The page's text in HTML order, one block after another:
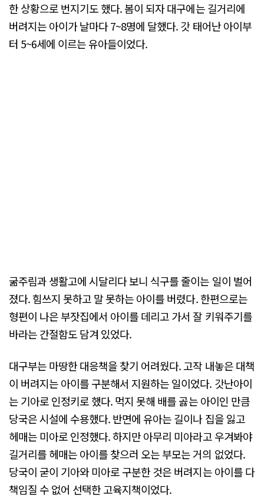
한 상황으로 번지기도 했다. 봄이 되자 대구에는 길거리에
버려지는 아이가 날마다 7~8명에 달했다. 갓 태어난 아이부
터 5~6세에 이르는 유아들이었다.
굶주림과 생활고에 시달리다 보니 식구를 줄이는 일이 벌어
졌다. 힘쓰지 못하고 말 못하는 아이를 버렸다. 한편으로는
형편이 나은 부잣집에서 아이를 데리고 가서 잘 키워주기를
바라는 간절함도 담겨 있었다.
대구부는 마땅한 대응책을 찾기 어려웠다. 고작 내놓은 대책
이 버려지는 아이를 구분해서 지원하는 일이었다. 갓난아이
는 기아로 인정키로 했다. 먹지 못해 배를 곯는 아이인 만큼
당국은 시설에 수용했다. 반면에 유아는 길이나 집을 잃고
헤매는 미아로 인정했다. 하지만 아무리 미아라고 우겨봐야
길거리를 헤매는 아이를 찾으러 오는 부모는 거의 없었다.
당국이 굳이 기아와 미아로 구분한 것은 버려지는 아이를 다
책임질 수 없어 선택한 고육지책이었다.